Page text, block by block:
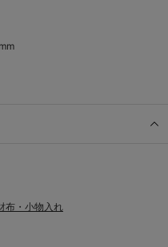
布・小物入れ